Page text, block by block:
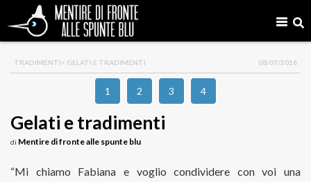
TRADIMENTI> GELATI E TRADIMENTI 08/07/2026
1 2 3 4
Gelati e tradimenti
di Mentire di fronte alle spunte blu
“Mi chiamo Fabiana e voglio condividere con voi una